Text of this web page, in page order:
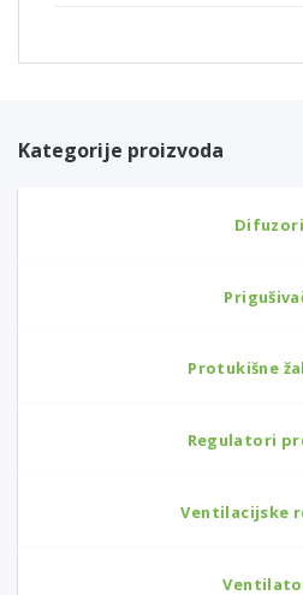
Kategorije proizvoda
Difuzori
Protukišne
Regulatori
Ventilacijske